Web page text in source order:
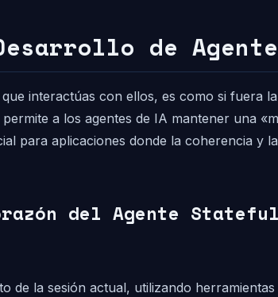
de
interactúas con ellos, es como si fuera
a los agentes de IA mantener una
para aplicaciones donde la coherencia y
del Agente Stateful
de la sesión actual, utilizando